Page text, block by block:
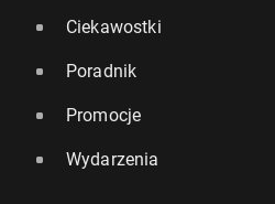
Ciekawostki
Poradnik
Promocje
Wydarzenia